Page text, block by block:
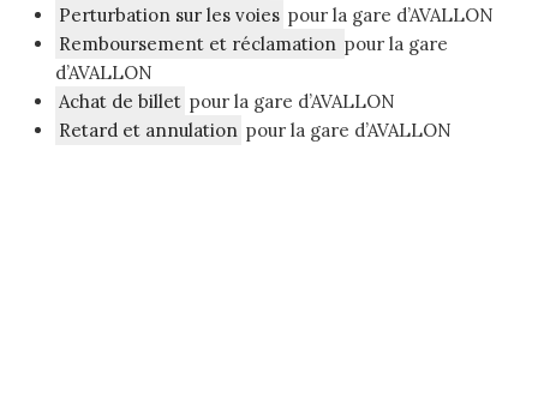
Perturbation sur les voies pour la gare d’AVALLON
Remboursement et réclamation pour la gare
d’AVALLON
Achat de billet pour la gare d’AVALLON
Retard et annulation pour la gare d’AVALLON